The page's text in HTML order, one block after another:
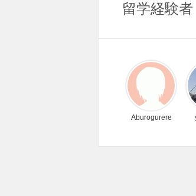
留学経験者
Aburogurere